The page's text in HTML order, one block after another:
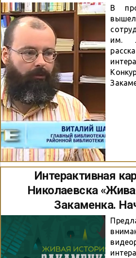
В
им.
Интерактивная
Николаевска
Закаменка.